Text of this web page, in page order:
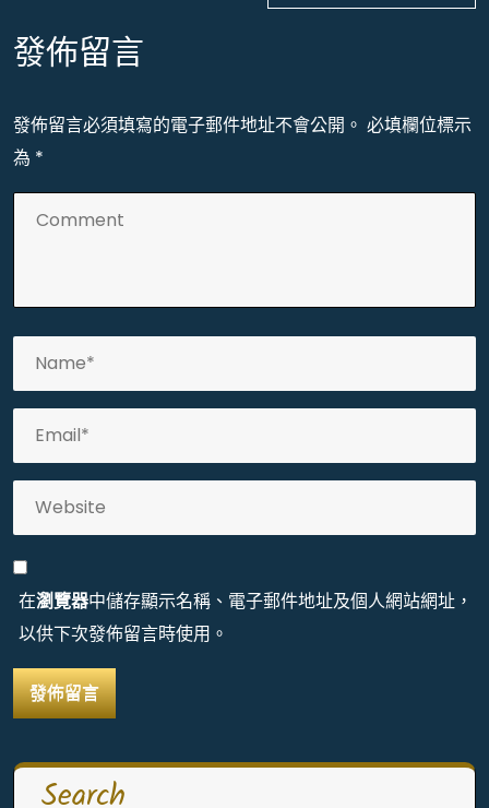
發佈留言
發佈留言必須填寫的電子郵件地址不會公開。 必填欄位標示
為 *
在瀏覽器中儲存顯示名稱、電子郵件地址及個人網站網址，
以供下次發佈留言時使用。
Search